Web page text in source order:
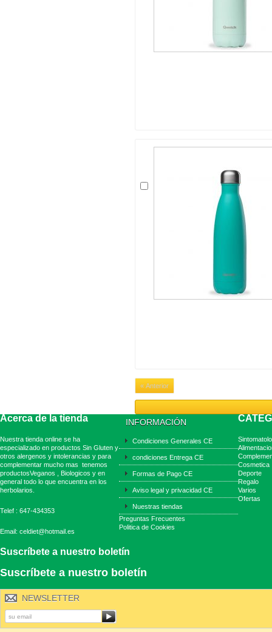
« Anterior
Acerca de la tienda
Nuestra tienda online se ha
especializado en productos Sin Gluten y
otros alergenos y intolerancias y para
complementar mucho mas tenemos
productosVeganos , Biologicos y en
general todo lo que encuentra en los
herbolarios.
Telef : 647-434353
Email: celdiet@hotmail.es
INFORMACIÓN
Condiciones Generales CE
condiciones Entrega CE
Formas de Pago CE
Aviso legal y privacidad CE
Nuestras tiendas
Preguntas Frecuentes
Politica de Cookies
Cosmetica
Deporte
Regalo
Varios
Ofertas
Suscríbete a nuestro boletín
Suscríbete a nuestro boletín
NEWSLETTER